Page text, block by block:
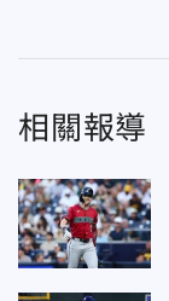
相關報導